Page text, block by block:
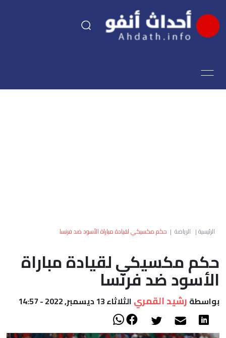
اقتصاد
العالم
أعمدة
الصحراء
الرئيسية| الرياضة | حكم مكسيكي لقيادة مباراة الأسود ضد فرنسا
حكم مكسيكي لقيادة مباراة
الأسود ضد فرنسا
بواسطة رشيد القمري الثلاثاء 13 ديسمبر, 2022 - 14:57